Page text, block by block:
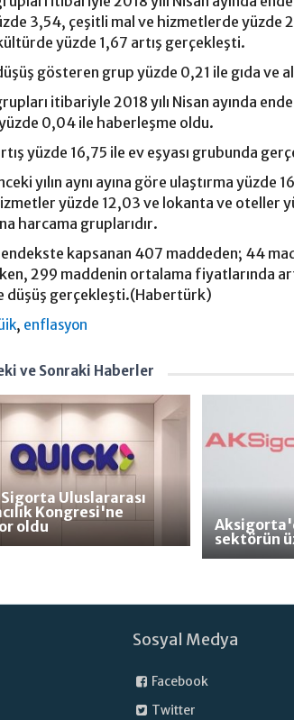
3,54, çeşitli mal ve hizmetlerde yüzde
yüzde 1,67 artış gerçekleşti.
gösteren grup yüzde 0,21 ile gıda ve
itibariyle 2018 yılı Nisan ayında
0,04 ile haberleşme oldu.
yüzde 16,75 ile ev eşyası grubunda
yılın aynı ayına göre ulaştırma yüzde
yüzde 12,03 ve lokanta ve oteller
harcama gruplarıdır.
endekste kapsanan 407 maddeden; 44
299 maddenin ortalama fiyatlarında
düşüş gerçekleşti.(Habertürk)
, enflasyon
ve Sonraki Haberler
Uluslararası
Kongresi'ne
oldu
sektörün
Sosyal Medya
Facebook
Twitter